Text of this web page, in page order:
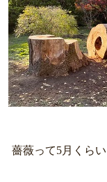
薔薇って5月くら